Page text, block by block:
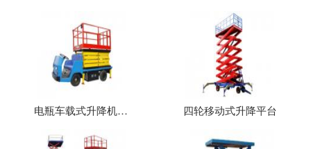
电瓶车载式升降机（平台） 四轮移动式升降平台